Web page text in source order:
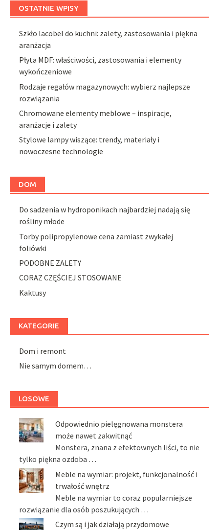
OSTATNIE WPISY
Szkło lacobel do kuchni: zalety, zastosowania i piękna
aranżacja
Płyta MDF: właściwości, zastosowania i elementy
wykończeniowe
Rodzaje regałów magazynowych: wybierz najlepsze
rozwiązania
Chromowane elementy meblowe – inspiracje,
aranżacje i zalety
Stylowe lampy wiszące: trendy, materiały i
nowoczesne technologie
DOM
Do sadzenia w hydroponikach najbardziej nadają się
rośliny młode
Torby polipropylenowe cena zamiast zwykałej
foliówki
PODOBNE ZALETY
CORAZ CZĘŚCIEJ STOSOWANE
Kaktusy
KATEGORIE
Dom i remont
Nie samym domem…
LOSOWE
Odpowiednio pielęgnowana monstera
może nawet zakwitnąć
Monstera, znana z efektownych liści, to nie
tylko piękna ozdoba …
Meble na wymiar: projekt, funkcjonalność i
trwałość wnętrz
Meble na wymiar to coraz popularniejsze
rozwiązanie dla osób poszukujących …
Czym są i jak działają przydomowe